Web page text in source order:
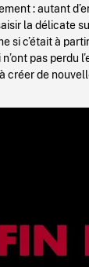
: autant
la délicate
si c’était à
pas perdu
créer de